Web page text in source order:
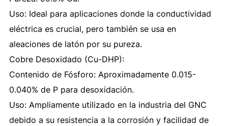
Uso: Ideal para aplicaciones donde la conductividad
eléctrica es crucial, pero también se usa en
aleaciones de latón por su pureza.
Cobre Desoxidado (Cu-DHP):
Contenido de Fósforo: Aproximadamente 0.015-
0.040% de P para desoxidación.
Uso: Ampliamente utilizado en la industria del GNC
debido a su resistencia a la corrosión y facilidad de